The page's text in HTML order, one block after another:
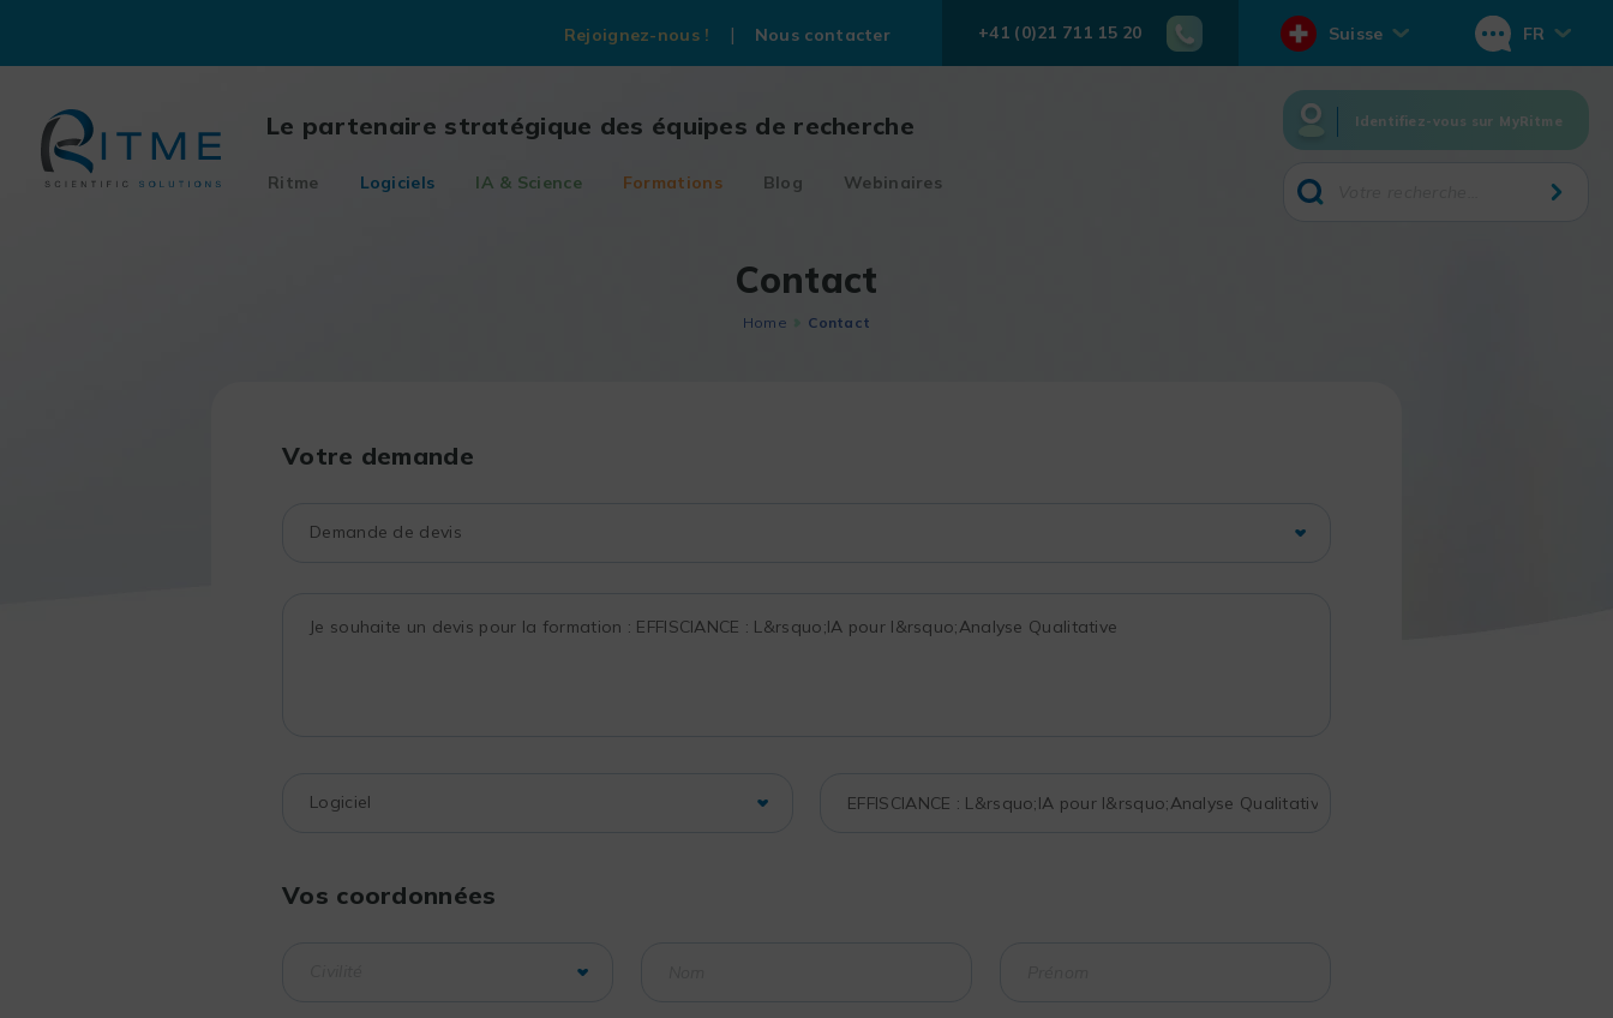
content
Rejoignez-nous ! Nous contacter +41 (0)21 711 15 20 Suisse FR
Le partenaire stratégique des équipes de recherche
Ritme Logiciels IA & Science Formations Blog Webinaires
Identifiez-vous sur MyRitme
Contact
Home Contact
Votre demande
Vos coordonnées